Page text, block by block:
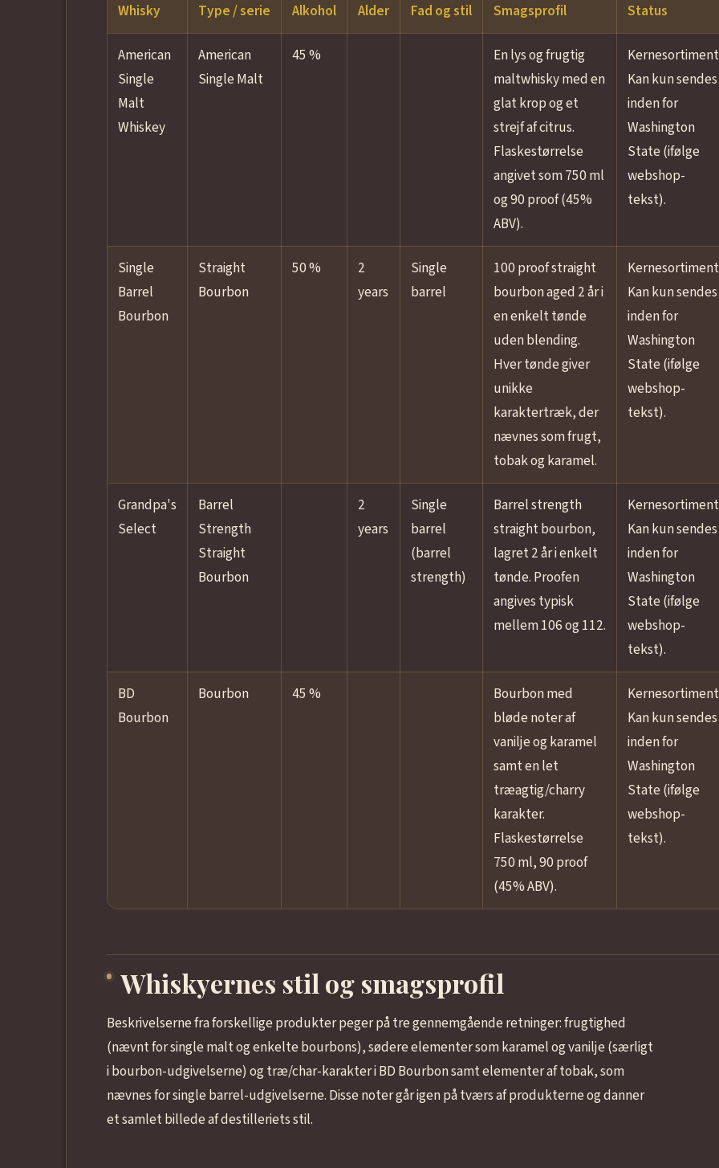
Whisky Type / serie Alkohol Alder Fad og stil Smagsprofil Status
American
Single
Malt
Whiskey
American
Single Malt
45 %
En lys og frugtig
maltwhisky med en
glat krop og et
strejf af citrus.
Flaskestørrelse
angivet som 750 ml
og 90 proof (45%
ABV).
Kan kun sendes
inden for
Washington
State (ifølge
webshop-
tekst).
Single
Barrel
Bourbon
Straight
Bourbon
50 %
2
years
Single
barrel
100 proof straight
bourbon aged 2 år i
en enkelt tønde
uden blending.
Hver tønde giver
unikke
karaktertræk, der
nævnes som frugt,
tobak og karamel.
Kan kun sendes
inden for
Washington
State (ifølge
webshop-
tekst).
Grandpa's
Select
Barrel
Strength
Straight
Bourbon
2
years
Single
barrel
(barrel
strength)
Barrel strength
straight bourbon,
lagret 2 år i enkelt
tønde. Proofen
angives typisk
mellem 106 og 112.
Kan kun sendes
inden for
Washington
State (ifølge
webshop-
tekst).
BD
Bourbon
Bourbon 45 %
Bourbon med
bløde noter af
vanilje og karamel
samt en let
træagtig/charry
karakter.
Flaskestørrelse
750 ml, 90 proof
(45% ABV).
Kan kun sendes
inden for
Washington
State (ifølge
webshop-
tekst).
Whiskyernes stil og smagsprofil
Beskrivelserne fra forskellige produkter peger på tre gennemgående retninger: frugtighed
(nævnt for single malt og enkelte bourbons), sødere elementer som karamel og vanilje (særligt
i bourbon-udgivelserne) og træ/char-karakter i BD Bourbon samt elementer af tobak, som
nævnes for single barrel-udgivelserne. Disse noter går igen på tværs af produkterne og danner
et samlet billede af destilleriets stil.